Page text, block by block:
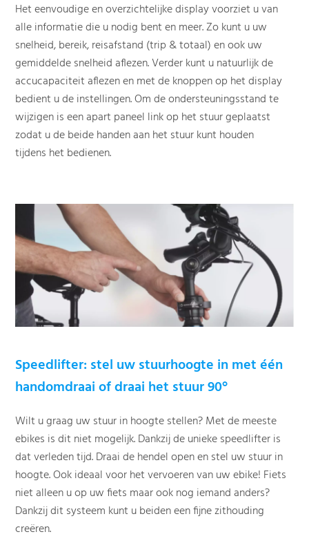
Het eenvoudige en overzichtelijke display voorziet u van
alle informatie die u nodig bent en meer. Zo kunt u uw
snelheid, bereik, reisafstand (trip & totaal) en ook uw
gemiddelde snelheid aflezen. Verder kunt u natuurlijk de
accucapaciteit aflezen en met de knoppen op het display
bedient u de instellingen. Om de ondersteuningsstand te
wijzigen is een apart paneel link op het stuur geplaatst
zodat u de beide handen aan het stuur kunt houden
tijdens het bedienen.
Speedlifter: stel uw stuurhoogte in met één
handomdraai of draai het stuur 90°
Wilt u graag uw stuur in hoogte stellen? Met de meeste
ebikes is dit niet mogelijk. Dankzij de unieke speedlifter is
dat verleden tijd. Draai de hendel open en stel uw stuur in
hoogte. Ook ideaal voor het vervoeren van uw ebike! Fiets
niet alleen u op uw fiets maar ook nog iemand anders?
Dankzij dit systeem kunt u beiden een fijne zithouding
creëren.